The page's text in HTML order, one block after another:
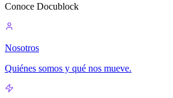
Conoce Docublock
Nosotros
Quiénes somos y qué nos mueve.